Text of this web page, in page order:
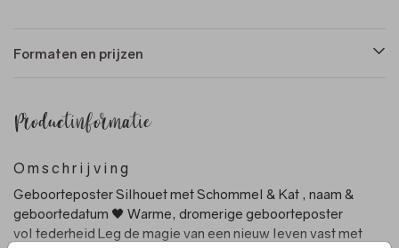
Formaten en prijzen
Productinformatie
Omschrijving
Geboorteposter Silhouet met Schommel & Kat , naam &
geboortedatum 🖤 Warme, dromerige geboorteposter
vol tederheid Leg de magie van een nieuw leven vast met